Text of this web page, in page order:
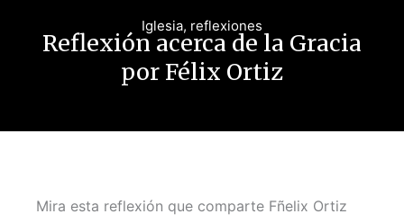
Iglesia, reflexiones
Reflexión acerca de la Gracia
por Félix Ortiz
Mira esta reflexión que comparte Fñelix Ortiz